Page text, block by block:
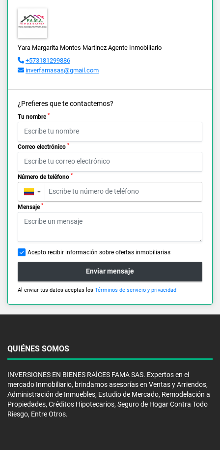
Yara Margarita Montes Martinez Agente Inmobiliario
+573181299886
inverfamasas@gmail.com
¿Prefieres que te contactemos?
Tu nombre *
Correo electrónico *
Número de teléfono *
▼
Mensaje *
Acepto recibir información sobre ofertas inmobiliarias
Enviar mensaje
Al enviar tus datos aceptas los Términos de servicio y privacidad
QUIÉNES SOMOS
INVERSIONES EN BIENES RAÍCES FAMA SAS. Expertos en el
mercado Inmobiliario, brindamos asesorías en Ventas y Arriendos,
Administración de Inmuebles, Estudio de Mercado, Remodelación a
Propiedades, Créditos Hipotecarios, Seguro de Hogar Contra Todo
Riesgo, Entre Otros.